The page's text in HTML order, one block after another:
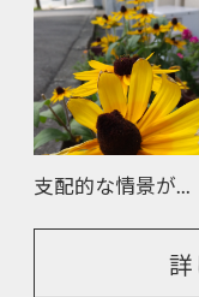
支配的な情景が...
詳